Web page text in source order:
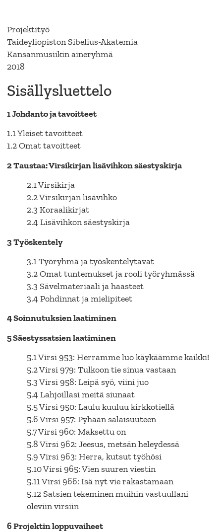
Projektityö
Taideyliopiston Sibelius-Akatemia
Kansanmusiikin aineryhmä
2018
Sisällysluettelo
1 Johdanto ja tavoitteet
1.1 Yleiset tavoitteet
1.2 Omat tavoitteet
2 Taustaa: Virsikirjan lisävihkon säestyskirja
2.1 Virsikirja
2.2 Virsikirjan lisävihko
2.3 Koraalikirjat
2.4 Lisävihkon säestyskirja
3 Työskentely
3.1 Työryhmä ja työskentelytavat
3.2 Omat tuntemukset ja rooli työryhmässä
3.3 Sävelmateriaali ja haasteet
3.4 Pohdinnat ja mielipiteet
4 Soinnutuksien laatiminen
5 Säestyssatsien laatiminen
5.1 Virsi 953: Herramme luo käykäämme kaikki!
5.2 Virsi 979: Tulkoon tie sinua vastaan
5.3 Virsi 958: Leipä syö, viini juo
5.4 Lahjoillasi meitä siunaat
5.5 Virsi 950: Laulu kuuluu kirkkotiellä
5.6 Virsi 957: Pyhään salaisuuteen
5.7 Virsi 960: Maksettu on
5.8 Virsi 962: Jeesus, metsän heleydessä
5.9 Virsi 963: Herra, kutsut työhösi
5.10 Virsi 965: Vien suuren viestin
5.11 Virsi 966: Isä nyt vie rakastamaan
5.12 Satsien tekeminen muihin vastuullani
oleviin virsiin
6 Projektin loppuvaiheet